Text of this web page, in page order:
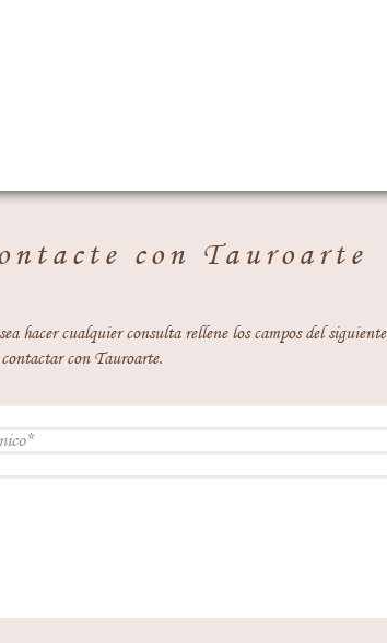
con Tauroarte
hacer cualquier consulta rellene los campos del siguiente
con Tauroarte.